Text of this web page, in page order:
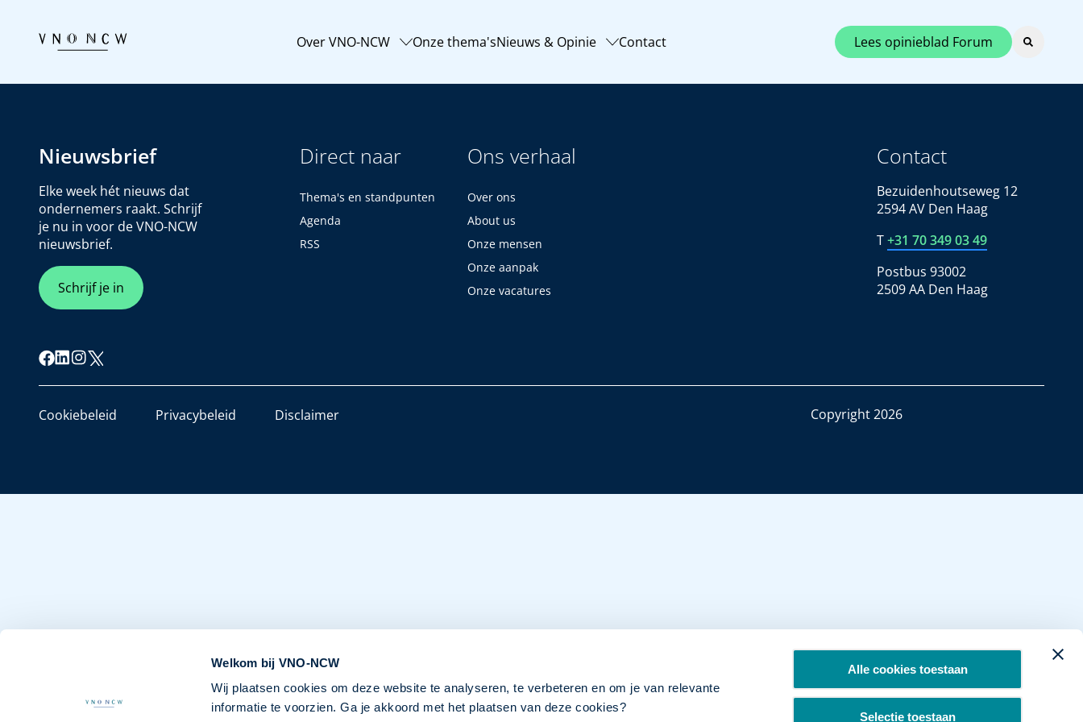
Welkom bij VNO-NCW
Wij plaatsen cookies om deze website te analyseren, te verbeteren en om je van relevante
informatie te voorzien. Ga je akkoord met het plaatsen van deze cookies?
Alle cookies toestaan
Selectie toestaan
Over VNO-NCW Onze thema'sNieuws & Opinie Contact Lees opinieblad Forum
Nieuwsbrief
Elke week hét nieuws dat
ondernemers raakt. Schrijf
je nu in voor de VNO-NCW
nieuwsbrief.
Schrijf je in
Direct naar
Thema's en standpunten
Agenda
RSS
Ons verhaal
Over ons
About us
Onze mensen
Onze aanpak
Onze vacatures
Contact
Bezuidenhoutseweg 12
2594 AV Den Haag
T+31 70 349 03 49
Postbus 93002
2509 AA Den Haag
Cookiebeleid Privacybeleid Disclaimer Copyright 2026